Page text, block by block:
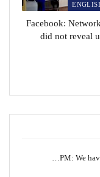
Facebook:
did not reveal
PM: We